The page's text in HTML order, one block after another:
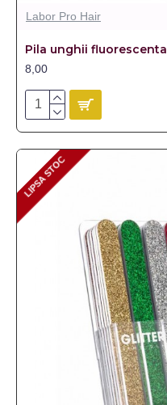
Labor Pro Hair
Pila unghii fluorescenta
8,00
LIPSA STOC
LIPSA STOC